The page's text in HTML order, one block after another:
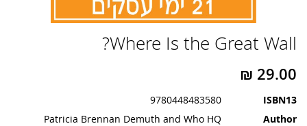
Where Is the Great Wall?
ISBN13
9780448483580
Author
Patricia Brennan Demuth and Who HQ
להתחלה
גלריית
תמונות